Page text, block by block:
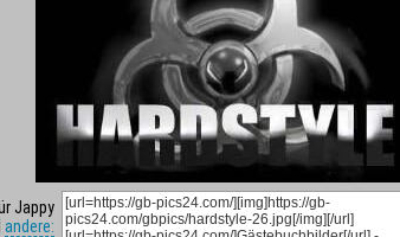
Jappy
andere: